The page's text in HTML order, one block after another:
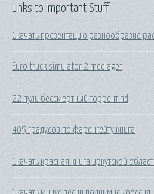
Links to Important Stuff
Скачать презентацию разнообразие
Euro truck simulator 2 mediaget
22 пули бессмертный торрент hd
405 градусов по фаренгейту книга
Скачать красная книга иркутской